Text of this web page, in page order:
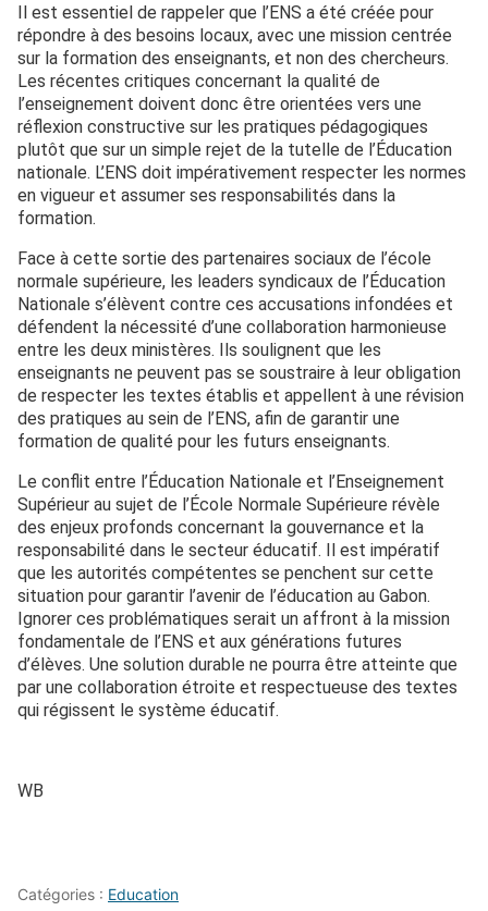
Il est essentiel de rappeler que l’ENS a été créée pour
répondre à des besoins locaux, avec une mission centrée
sur la formation des enseignants, et non des chercheurs.
Les récentes critiques concernant la qualité de
l’enseignement doivent donc être orientées vers une
réflexion constructive sur les pratiques pédagogiques
plutôt que sur un simple rejet de la tutelle de l’Éducation
nationale. L’ENS doit impérativement respecter les normes
en vigueur et assumer ses responsabilités dans la
formation.
Face à cette sortie des partenaires sociaux de l’école
normale supérieure, les leaders syndicaux de l’Éducation
Nationale s’élèvent contre ces accusations infondées et
défendent la nécessité d’une collaboration harmonieuse
entre les deux ministères. Ils soulignent que les
enseignants ne peuvent pas se soustraire à leur obligation
de respecter les textes établis et appellent à une révision
des pratiques au sein de l’ENS, afin de garantir une
formation de qualité pour les futurs enseignants.
Le conflit entre l’Éducation Nationale et l’Enseignement
Supérieur au sujet de l’École Normale Supérieure révèle
des enjeux profonds concernant la gouvernance et la
responsabilité dans le secteur éducatif. Il est impératif
que les autorités compétentes se penchent sur cette
situation pour garantir l’avenir de l’éducation au Gabon.
Ignorer ces problématiques serait un affront à la mission
fondamentale de l’ENS et aux générations futures
d’élèves. Une solution durable ne pourra être atteinte que
par une collaboration étroite et respectueuse des textes
qui régissent le système éducatif.
WB
Catégories : Education